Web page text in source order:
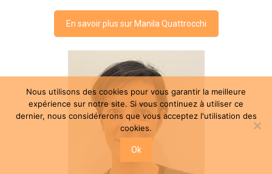
En savoir plus sur Manila Quattrocchi
Nous utilisons des cookies pour vous garantir la meilleure
expérience sur notre site. Si vous continuez à utiliser ce
dernier, nous considérerons que vous acceptez l'utilisation des
cookies.
Ok